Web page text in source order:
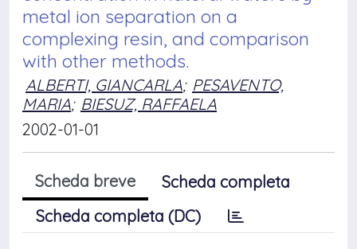
metal ion separation on a
complexing resin, and comparison
with other methods.
ALBERTI, GIANCARLA; PESAVENTO,
MARIA; BIESUZ, RAFFAELA
2002-01-01
Scheda breve
Scheda completa
Scheda completa (DC)